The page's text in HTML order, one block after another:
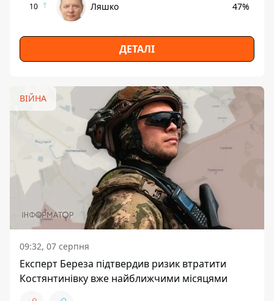
10 Ляшко 47%
ДЕТАЛІ
ВІЙНА
09:32, 07 серпня
Експерт Береза підтвердив ризик втратити
Костянтинівку вже найближчими місяцями